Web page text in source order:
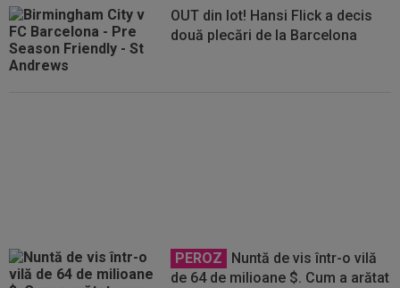
OUT din lot! Hansi Flick a decis
două plecări de la Barcelona
PEROZ
Nuntă de vis într-o vilă
de 64 de milioane $. Cum a arătat